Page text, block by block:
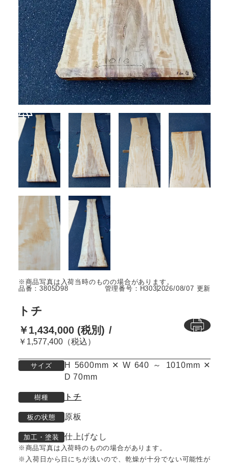
品番：3805D98 管理番号：H303 2026/08/07 更新
トチ
￥1,434,000 (税別)
￥1,577,400（税込）
サイズ
H 5600mm ✕ W 640 ～ 1010mm ✕
D 70mm
樹種 トチ
板の状態 原板
加工・塗装 仕上げなし
※商品写真は入荷時のものの場合があります。
※入荷日から日にちが浅いので、乾燥が十分でない可能性が